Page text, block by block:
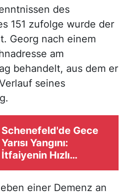
des
151 zufolge wurde der
Georg nach einem
am
behandelt, aus dem er
seines
Schenefeld'de Gece
Yarısı Yangını:
İtfaiyenin Hızlı
Müdahalesi Faciayı
einer Demenz an